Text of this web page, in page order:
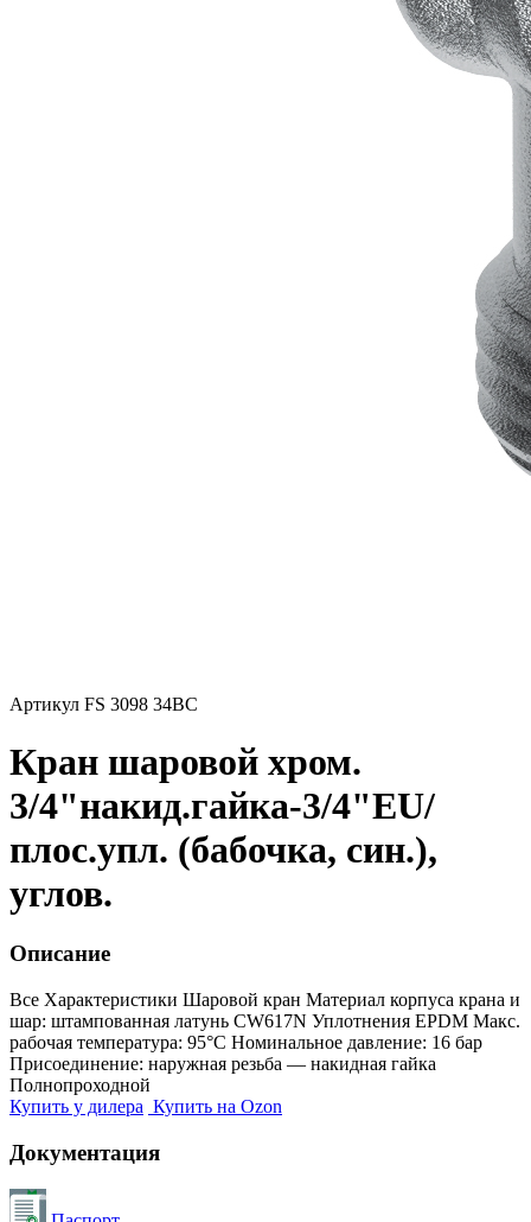
Артикул FS 3098 34BC
Кран шаровой хром.
3/4"накид.гайка-3/4"EU/
плос.упл. (бабочка, син.),
углов.
Описание
Все Характеристики Шаровой кран Материал корпуса крана и
шар: штампованная латунь CW617N Уплотнения EPDM Макс.
рабочая температура: 95°С Номинальное давление: 16 бар
Присоединение: наружная резьба — накидная гайка
Полнопроходной
Купить у дилера Купить на Ozon
Документация